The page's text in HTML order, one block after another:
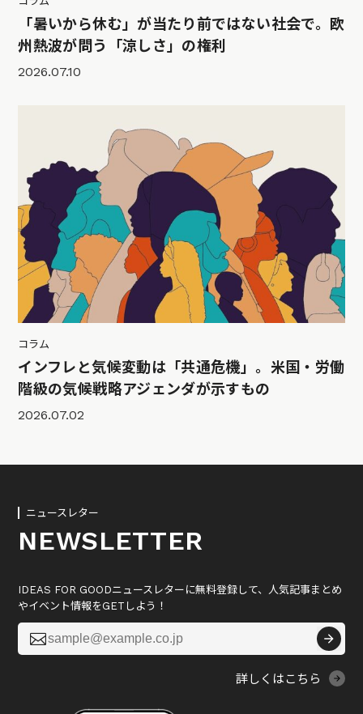
「暑いから休む」が当たり前ではない社会で。欧
州熱波が問う「涼しさ」の権利
2026.07.10
コラム
インフレと気候変動は「共通危機」。米国・労働
階級の気候戦略アジェンダが示すもの
2026.07.02
ニュースレター
NEWSLETTER
IDEAS FOR GOODニュースレターに無料登録して、人気記事まとめ
やイベント情報をGETしよう！

詳しくはこちら